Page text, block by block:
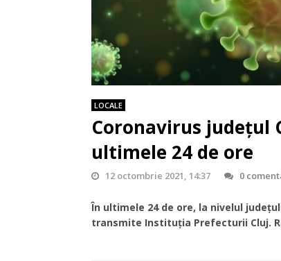
LOCALE
Coronavirus județul
ultimele 24 de ore
12 octombrie 2021, 14:37 0
În ultimele 24 de ore, la nivelul
transmite Instituția Prefecturii Cluj.